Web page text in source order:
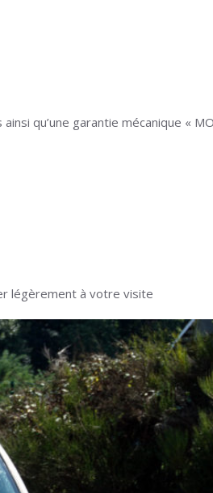
qu’une garantie mécanique «
légèrement à votre visite